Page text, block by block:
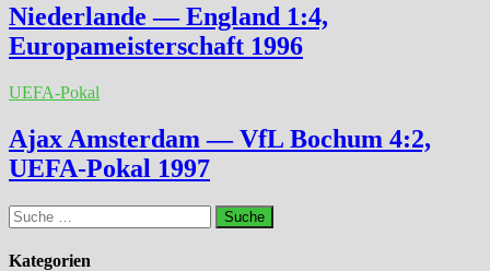
Niederlande — England 1:4,
Europameisterschaft 1996
UEFA-Pokal
Ajax Amsterdam — VfL Bochum 4:2,
UEFA-Pokal 1997
Suche
nach:
Kategorien